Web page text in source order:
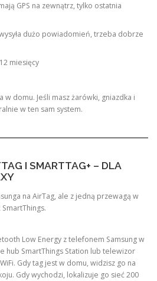
GPS na zewnątrz, tylko ostatnia
dużo powiadomień, trzeba dobrze
miesięcy
w domu. Jeśli masz żarówki, gniazdka i
w ten sam system.
I SMARTTAG+ – DLA
na AirTag, ale z jedną przewagą w
Low Energy z telefonem Samsung w
hub SmartThings Station lub telewizor
Gdy tag jest w domu, widzisz go na
Gdy wychodzi, lokalizuje go sieć 200